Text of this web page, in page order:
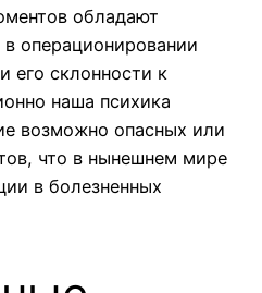
обладают
операционировании
его склонности к
наша психика
возможно опасных или
что в нынешнем мире
в болезненных